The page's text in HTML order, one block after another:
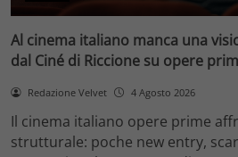
Al cinema italiano manca una
dal Ciné di Riccione su opere
Redazione Velvet 4 Agosto 2026
Il cinema italiano opere prime
strutturale: poche new entry,